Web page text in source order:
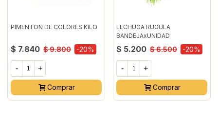
PIMENTON DE COLORES KILO
$ 7.840 $ 9.800 -20%
- +
Comprar
LECHUGA RUGULA
BANDEJAxUNIDAD
$ 5.200 $ 6.500 -20%
- +
Comprar